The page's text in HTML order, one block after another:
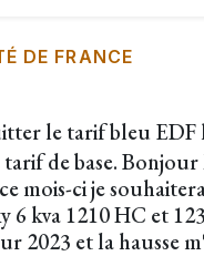
DE FRANCE
le tarif bleu EDF
de base.
mois-ci je
kva 1210 HC et
2023 et la hausse